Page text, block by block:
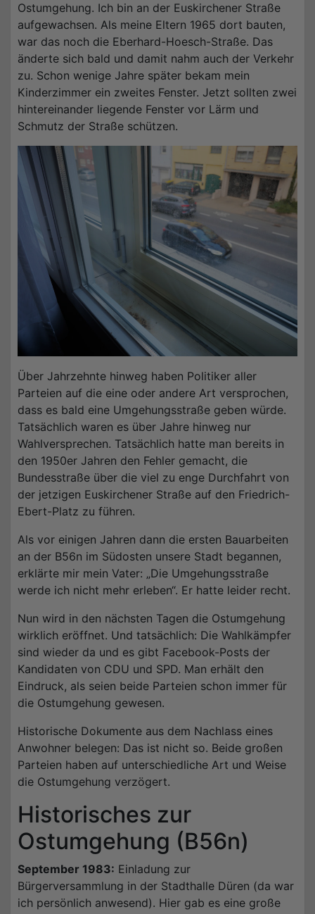
Ostumgehung. Ich bin an der Euskirchener Straße
aufgewachsen. Als meine Eltern 1965 dort bauten,
war das noch die Eberhard-Hoesch-Straße. Das
änderte sich bald und damit nahm auch der Verkehr
zu. Schon wenige Jahre später bekam mein
Kinderzimmer ein zweites Fenster. Jetzt sollten zwei
hintereinander liegende Fenster vor Lärm und
Schmutz der Straße schützen.
Über Jahrzehnte hinweg haben Politiker aller
Parteien auf die eine oder andere Art versprochen,
dass es bald eine Umgehungsstraße geben würde.
Tatsächlich waren es über Jahre hinweg nur
Wahlversprechen. Tatsächlich hatte man bereits in
den 1950er Jahren den Fehler gemacht, die
Bundesstraße über die viel zu enge Durchfahrt von
der jetzigen Euskirchener Straße auf den Friedrich-
Ebert-Platz zu führen.
Als vor einigen Jahren dann die ersten Bauarbeiten
an der B56n im Südosten unsere Stadt begannen,
erklärte mir mein Vater: „Die Umgehungsstraße
werde ich nicht mehr erleben“. Er hatte leider recht.
Nun wird in den nächsten Tagen die Ostumgehung
wirklich eröffnet. Und tatsächlich: Die Wahlkämpfer
sind wieder da und es gibt Facebook-Posts der
Kandidaten von CDU und SPD. Man erhält den
Eindruck, als seien beide Parteien schon immer für
die Ostumgehung gewesen.
Historische Dokumente aus dem Nachlass eines
Anwohner belegen: Das ist nicht so. Beide großen
Parteien haben auf unterschiedliche Art und Weise
die Ostumgehung verzögert.
Historisches zur
Ostumgehung (B56n)
September 1983: Einladung zur
Bürgerversammlung in der Stadthalle Düren (da war
ich persönlich anwesend). Hier gab es eine große